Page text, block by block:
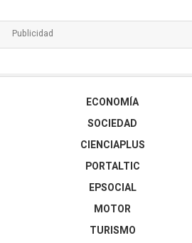
ECONOMÍA
SOCIEDAD
CIENCIAPLUS
PORTALTIC
EPSOCIAL
MOTOR
TURISMO